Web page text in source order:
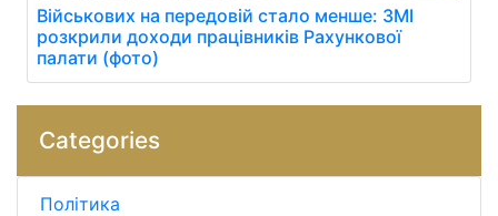
Військових на передовій стало менше: ЗМІ
розкрили доходи працівників Рахункової
палати (фото)
Categories
Політика